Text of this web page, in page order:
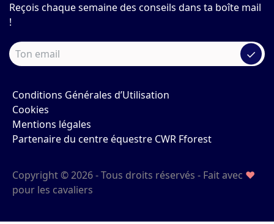
Reçois chaque semaine des conseils dans ta boîte mail
!
✓
Conditions Générales d’Utilisation
Cookies
Mentions légales
Partenaire du centre équestre CWR Fforest
Copyright © 2026 - Tous droits réservés - Fait avec ♥
pour les cavaliers